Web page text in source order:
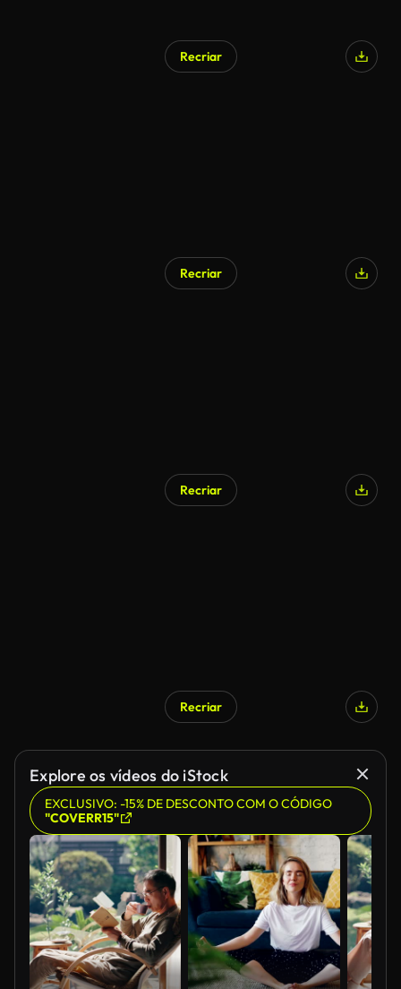
Recriar
Recriar
Recriar
Recriar
Explore os vídeos do iStock
EXCLUSIVO: -15% DE DESCONTO COM O CÓDIGO
"COVERR15"